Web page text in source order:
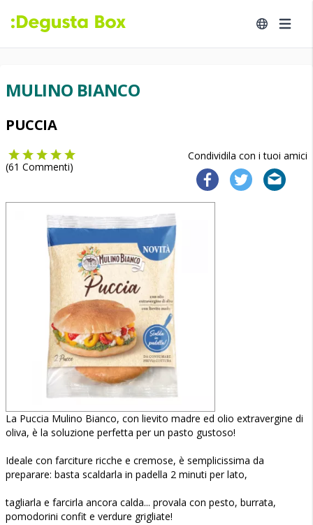
MULINO BIANCO
PUCCIA
Condividila con i tuoi amici
(61 Commenti)
La Puccia Mulino Bianco, con lievito madre ed olio extravergine di
oliva, è la soluzione perfetta per un pasto gustoso!
Ideale con farciture ricche e cremose, è semplicissima da
preparare: basta scaldarla in padella 2 minuti per lato,
tagliarla e farcirla ancora calda... provala con pesto, burrata,
pomodorini confit e verdure grigliate!